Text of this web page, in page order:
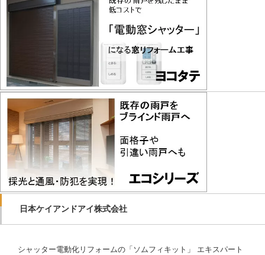
日本ケイアンドアイ株式会社
シャッター電動化リフォームの「ソムフィキット」 エキスパート